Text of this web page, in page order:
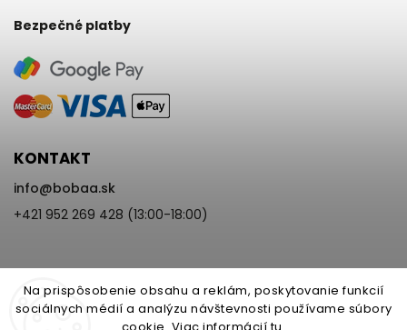
Na prispôsobenie obsahu a reklám, poskytovanie funkcií
sociálnych médií a analýzu návštevnosti používame súbory
Bezpečné platby
KONTAKT
info@bobaa.sk
+421 952 269 428 (13:00-18:00)